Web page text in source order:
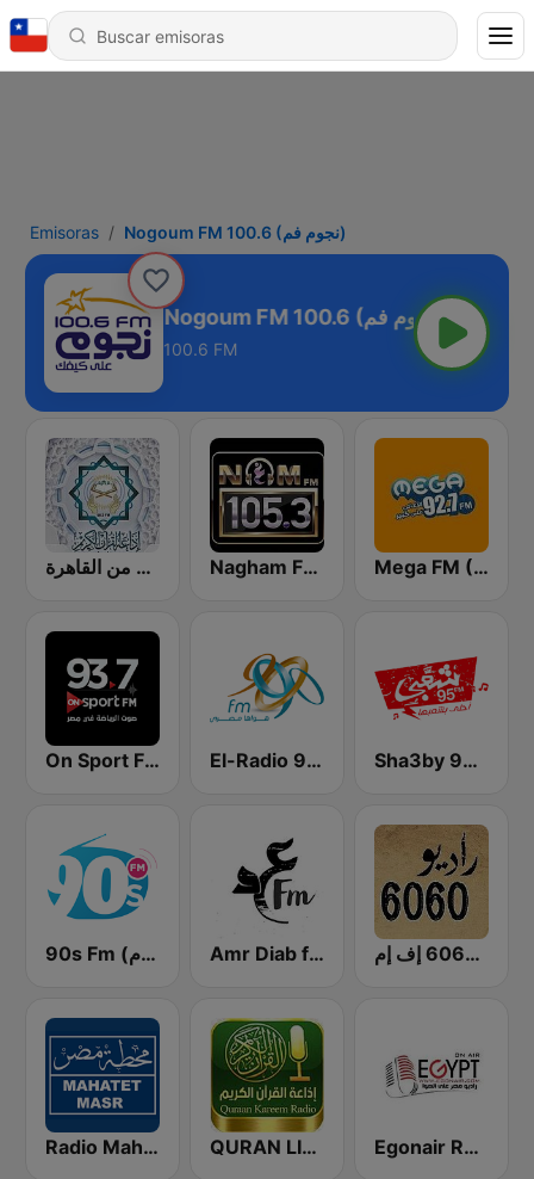
Emisoras Nogoum FM 100.6 (نجوم فم)
Nogoum FM 100.6 (نجوم فم)
100.6 FM
إذاعة القرآن الكريم من القاهرة Nagham FM 105.3 (نغم إف إم) Mega FM (ميجا إف إم)
On Sport FM El-Radio‎ 9090 (الراديو٩٠٩٠) Sha3by 95 FM
90s Fm (تسعينات اف ام) Amr Diab fm عمرو دياب راديو 6060 إف إم
Radio Mahatet Masr (محطة مصر) QURAN LIVE RADIO Egonair Radio (راديو مصر على الهوا)